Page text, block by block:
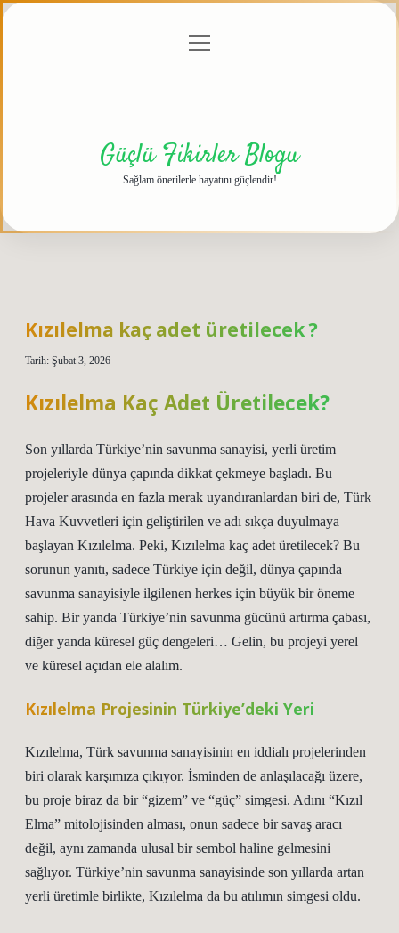
menüyü
Güçlü Fikirler Blogu
Sağlam önerilerle hayatını güçlendir!
Kızılelma kaç adet üretilecek ?
Tarih: Şubat 3, 2026
Kızılelma Kaç Adet Üretilecek?
Son yıllarda Türkiye’nin savunma sanayisi, yerli üretim
projeleriyle dünya çapında dikkat çekmeye başladı. Bu
projeler arasında en fazla merak uyandıranlardan biri de, Türk
Hava Kuvvetleri için geliştirilen ve adı sıkça duyulmaya
başlayan Kızılelma. Peki, Kızılelma kaç adet üretilecek? Bu
sorunun yanıtı, sadece Türkiye için değil, dünya çapında
savunma sanayisiyle ilgilenen herkes için büyük bir öneme
sahip. Bir yanda Türkiye’nin savunma gücünü artırma çabası,
diğer yanda küresel güç dengeleri… Gelin, bu projeyi yerel
ve küresel açıdan ele alalım.
Kızılelma Projesinin Türkiye’deki Yeri
Kızılelma, Türk savunma sanayisinin en iddialı projelerinden
biri olarak karşımıza çıkıyor. İsminden de anlaşılacağı üzere,
bu proje biraz da bir “gizem” ve “güç” simgesi. Adını “Kızıl
Elma” mitolojisinden alması, onun sadece bir savaş aracı
değil, aynı zamanda ulusal bir sembol haline gelmesini
sağlıyor. Türkiye’nin savunma sanayisinde son yıllarda artan
yerli üretimle birlikte, Kızılelma da bu atılımın simgesi oldu.